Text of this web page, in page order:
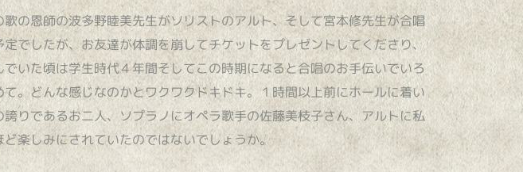
の恩師の波多野睦美先生がソリストのアルト、そして宮本修先生が合唱
でしたが、お友達が体調を崩してチケットをプレゼントしてくださり、
いた頃は学生時代４年間そしてこの時期になると合唱のお手伝いでいろ
。どんな感じなのかとワクワクドキドキ。１時間以上前にホールに着い
りであるお二人、ソプラノにオペラ歌手の佐藤美枝子さん、アルトに私
楽しみにされていたのではないでしょうか。